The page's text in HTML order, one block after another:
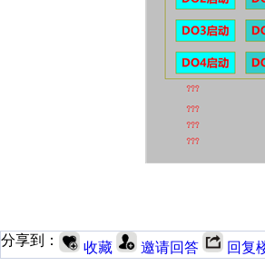
分享到： 收藏 邀请回答 回复